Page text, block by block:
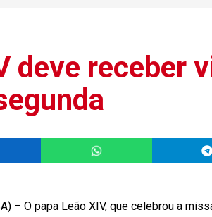
deve receber
– O papa Leão XIV, que celebrou a